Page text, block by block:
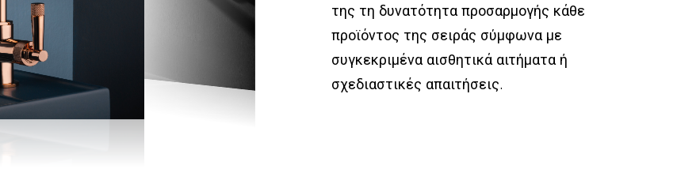
της τη δυνατότητα προσαρμογής κάθε
προϊόντος της σειράς σύμφωνα με
συγκεκριμένα αισθητικά αιτήματα ή
σχεδιαστικές απαιτήσεις.